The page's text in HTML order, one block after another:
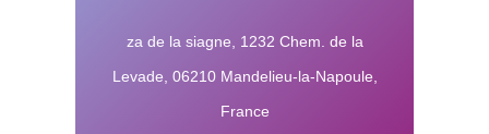
za de la siagne, 1232 Chem. de la
Levade, 06210 Mandelieu-la-Napoule,
France